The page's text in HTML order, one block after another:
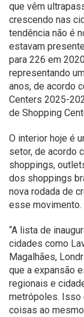
que vêm
crescendo nas
tendência não é
estavam
para 226 em
representando
anos, de acordo
Centers 2025-
de Shopping
O interior hoje é
setor, de acordo
shoppings,
dos shoppings
nova rodada de
esse movimento.
“A lista de
cidades como
Magalhães,
que a expansão
regionais e
metrópoles. Isso
coisas ao